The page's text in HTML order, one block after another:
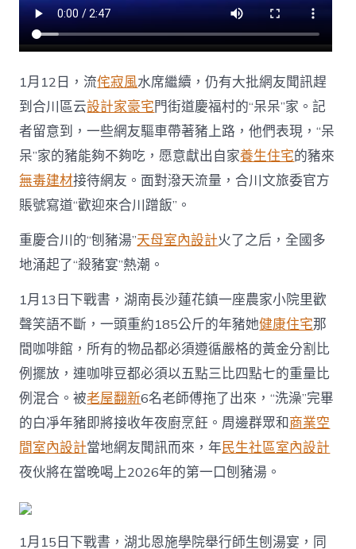
1月12日，流侘寂風水席繼續，仍有大批網友聞訊趕
到合川區云設計家豪宅門街道慶福村的“呆呆”家。記
者留意到，一些網友驅車帶著豬上路，他們表現，“呆
呆”家的豬能夠不夠吃，愿意獻出自家養生住宅的豬來
無毒建材接待網友。面對潑天流量，合川文旅委官方
賬號寫道“歡迎來合川蹭飯”。
重慶合川的“刨豬湯”天母室內設計火了之后，全國多
地涌起了“殺豬宴”熱潮。
1月13日下戰書，湖南長沙蓮花鎮一座農家小院里歡
聲笑語不斷，一頭重約185公斤的年豬她健康住宅那
間咖啡館，所有的物品都必須遵循嚴格的黃金分割比
例擺放，連咖啡豆都必須以五點三比四點七的重量比
例混合。被老屋翻新6名老師傅拖了出來，“洗澡”完畢
的白凈年豬即將接收年夜廚烹飪。周邊群眾和商業空
間室內設計當地網友聞訊而來，年民生社區室內設計
夜伙將在當晚喝上2026年的第一口刨豬湯。
1月15日下戰書，湖北恩施學院舉行師生刨湯宴，同